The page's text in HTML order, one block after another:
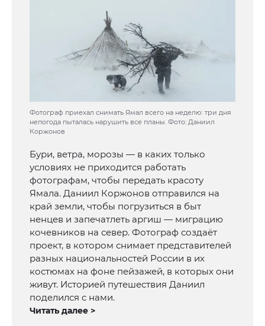
Фотограф приехал снимать Ямал всего на неделю: три дня
непогода пыталась нарушить все планы. Фото: Даниил
Коржонов
Бури, ветра, морозы — в каких только
условиях не приходится работать
фотографам, чтобы передать красоту
Ямала. Даниил Коржонов отправился на
край земли, чтобы погрузиться в быт
ненцев и запечатлеть аргиш — миграцию
кочевников на север. Фотограф создаёт
проект, в котором снимает представителей
разных национальностей России в их
костюмах на фоне пейзажей, в которых они
живут. Историей путешествия Даниил
поделился с нами.
Читать далее >